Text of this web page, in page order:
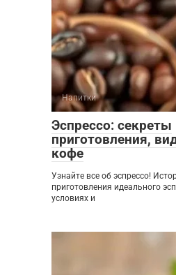
Напитки
Эспрессо: секреты
приготовления,
кофе
Узнайте все об эспрессо!
приготовления идеального
условиях и